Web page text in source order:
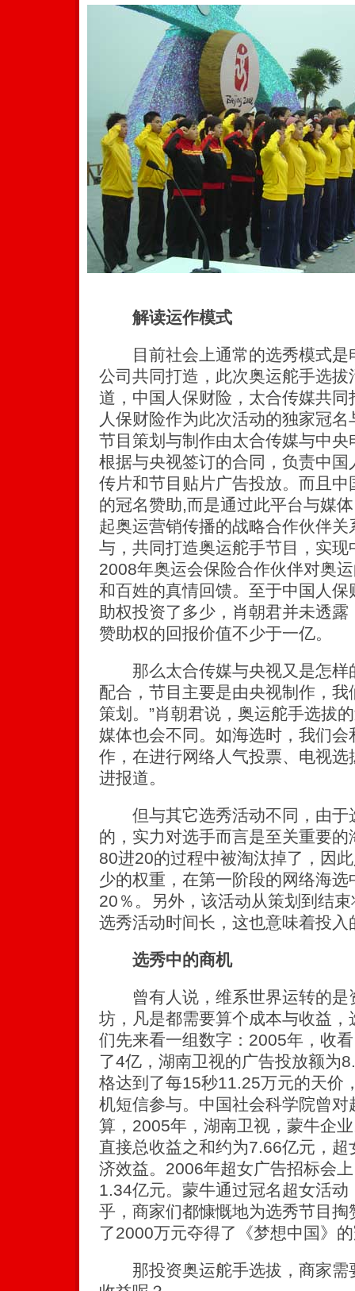
解读运作模式
目前社会上通常的选秀模式是
公司共同打造，此次奥运舵手选
道，中国人保财险，太合传媒共
人保财险作为此次活动的独家冠
节目策划与制作由太合传媒与中
根据与央视签订的合同，负责中
传片和节目贴片广告投放。而且
的冠名赞助,而是通过此平台与媒
起奥运营销传播的战略合作伙伴
与，共同打造奥运舵手节目，实
2008年奥运会保险合作伙伴对奥
和百姓的真情回馈。至于中国人
助权投资了多少，肖朝君并未透
赞助权的回报价值不少于一亿。
那么太合传媒与央视又是怎样
配合，节目主要是由央视制作，
策划。”肖朝君说，奥运舵手选拔
媒体也会不同。如海选时，我们
作，在进行网络人气投票、电视
进报道。
但与其它选秀活动不同，由于
的，实力对选手而言是至关重要
80进20的过程中被淘汰掉了，因
少的权重，在第一阶段的网络海
20％。另外，该活动从策划到结
选秀活动时间长，这也意味着投入
选秀中的商机
曾有人说，维系世界运转的是
坊，凡是都需要算个成本与收益
们先来看一组数字：2005年，收
了4亿，湖南卫视的广告投放额为
格达到了每15秒11.25万元的天价
机短信参与。中国社会科学院曾
算，2005年，湖南卫视，蒙牛企
直接总收益之和约为7.66亿元，
济效益。2006年超女广告招标会
1.34亿元。蒙牛通过冠名超女活
乎，商家们都慷慨地为选秀节目
了2000万元夺得了《梦想中国》
那投资奥运舵手选拔，商家需